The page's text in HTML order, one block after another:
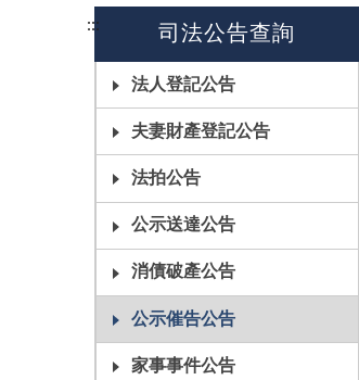
::: 司法公告查詢
法人登記公告
夫妻財產登記公告
法拍公告
公示送達公告
消債破產公告
公示催告公告
家事事件公告